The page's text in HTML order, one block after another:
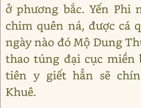
ở phương bắc. Yến Phi
chim quên ná, được cá
ngày nào đó Mộ Dung
thao túng đại cục miền
tiên y giết hẳn sẽ
Khuê.